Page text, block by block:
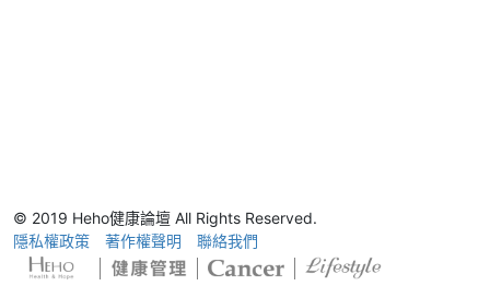
© 2019 Heho健康論壇 All Rights Reserved.
隱私權政策
著作權聲明 聯絡我們